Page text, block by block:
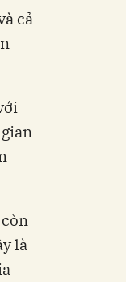
cả
là